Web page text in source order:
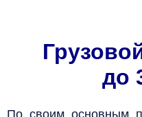
до
По своим основным